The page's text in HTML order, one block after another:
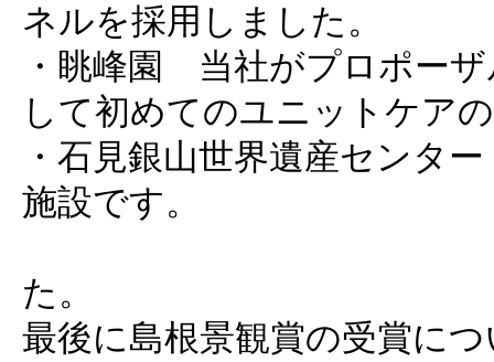
ネルを採用しました。
・眺峰園 当社がプロポー
して初めてのユニットケア
・石見銀山世界遺産センタ
施設です。
た。
最後に島根景観賞の受賞に